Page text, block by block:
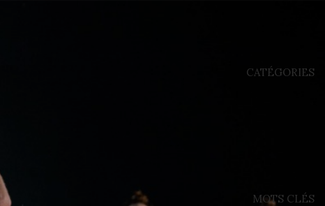
CATÉGORIES
MOTS CLÉS